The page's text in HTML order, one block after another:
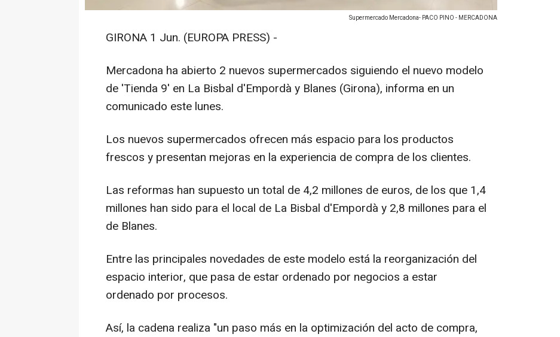
Supermercado Mercadona- PACO PINO - MERCADONA
GIRONA 1 Jun. (EUROPA PRESS) -
Mercadona ha abierto 2 nuevos supermercados siguiendo el nuevo modelo
de 'Tienda 9' en La Bisbal d'Empordà y Blanes (Girona), informa en un
comunicado este lunes.
Los nuevos supermercados ofrecen más espacio para los productos
frescos y presentan mejoras en la experiencia de compra de los clientes.
Las reformas han supuesto un total de 4,2 millones de euros, de los que 1,4
millones han sido para el local de La Bisbal d'Empordà y 2,8 millones para el
de Blanes.
Entre las principales novedades de este modelo está la reorganización del
espacio interior, que pasa de estar ordenado por negocios a estar
ordenado por procesos.
Así, la cadena realiza "un paso más en la optimización del acto de compra,